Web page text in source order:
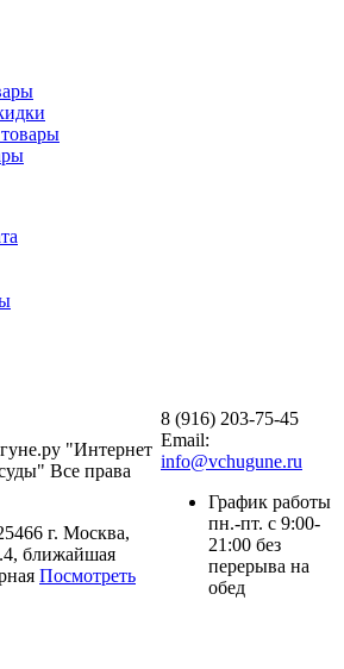
"Интернет
Все права
г. Москва,
ближайшая
Посмотреть
8 (916) 203-75-45
Email:
info@vchugune.ru
График работы
пн.-пт. с 9:00-
21:00 без
перерыва на
обед